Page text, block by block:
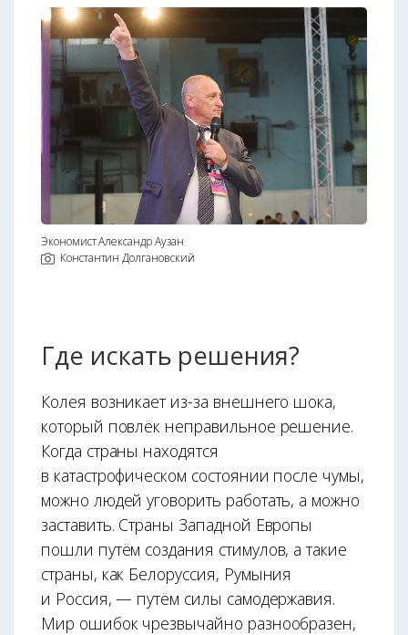
Экономист Александр Аузан
Константин Долгановский
Где искать решения?
Колея возникает из-за внешнего шока,
который повлёк неправильное решение.
Когда страны находятся
в катастрофическом состоянии после чумы,
можно людей уговорить работать, а можно
заставить. Страны Западной Европы
пошли путём создания стимулов, а такие
страны, как Белоруссия, Румыния
и Россия, — путём силы самодержавия.
Мир ошибок чрезвычайно разнообразен,